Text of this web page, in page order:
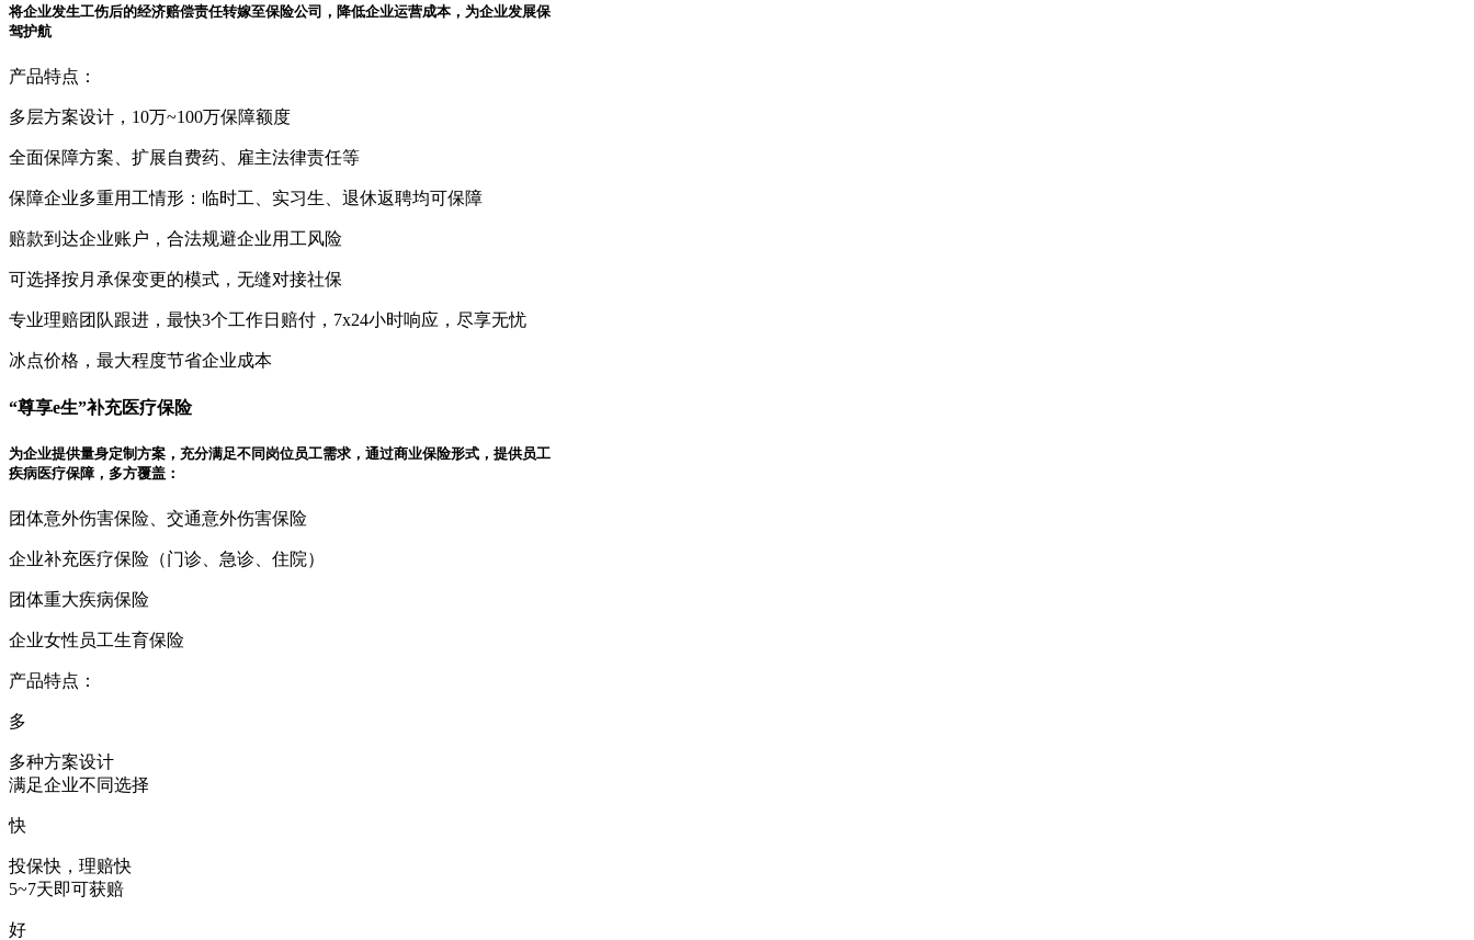
将企业发生工伤后的经济赔偿责任转嫁至保险公司，降低企业运营成本，为企业发展保
驾护航
产品特点：
多层方案设计，10万~100万保障额度
全面保障方案、扩展自费药、雇主法律责任等
保障企业多重用工情形：临时工、实习生、退休返聘均可保障
赔款到达企业账户，合法规避企业用工风险
可选择按月承保变更的模式，无缝对接社保
专业理赔团队跟进，最快3个工作日赔付，7x24小时响应，尽享无忧
冰点价格，最大程度节省企业成本
“尊享e生”补充医疗保险
为企业提供量身定制方案，充分满足不同岗位员工需求，通过商业保险形式，提供员工
疾病医疗保障，多方覆盖：
团体意外伤害保险、交通意外伤害保险
企业补充医疗保险（门诊、急诊、住院）
团体重大疾病保险
企业女性员工生育保险
产品特点：
多
多种方案设计
满足企业不同选择
快
投保快，理赔快
5~7天即可获赔
好